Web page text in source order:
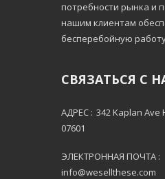
потребности рынка и
нашим клиентам
бесперебойную
СВЯЗАТЬСЯ С
АДРЕС : 342 Kaplan Ave
07601
ЭЛЕКТРОННАЯ ПОЧТА :
info@wesellthese.com